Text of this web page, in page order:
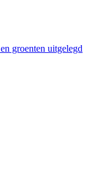
groenten uitgelegd